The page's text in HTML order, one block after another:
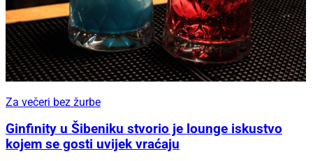
Za večeri bez žurbe
Ginfinity u Šibeniku stvorio je lounge iskustvo
kojem se gosti uvijek vraćaju